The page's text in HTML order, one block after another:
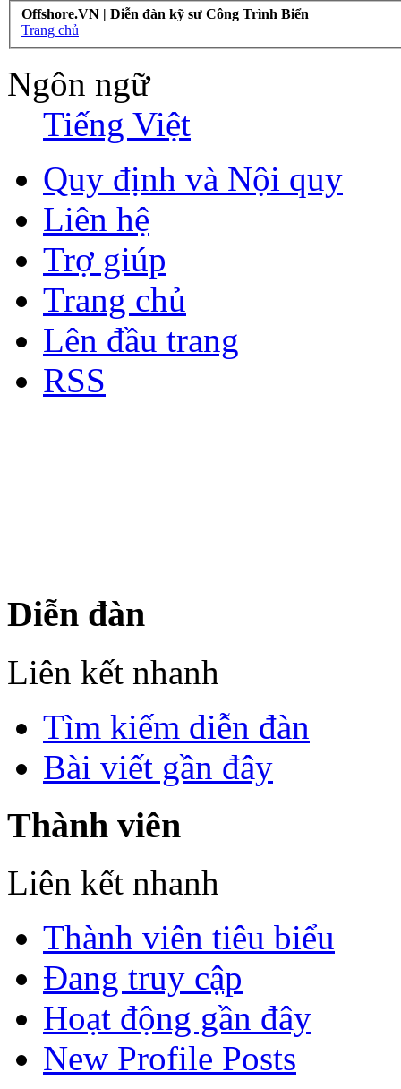
Offshore.VN | Diễn đàn kỹ sư Công Trình Biển
Trang chủ
Ngôn ngữ
Tiếng Việt
Quy định và Nội quy
Liên hệ
Trợ giúp
Trang chủ
Lên đầu trang
RSS
Diễn đàn
Liên kết nhanh
Tìm kiếm diễn đàn
Bài viết gần đây
Thành viên
Liên kết nhanh
Thành viên tiêu biểu
Đang truy cập
Hoạt động gần đây
New Profile Posts